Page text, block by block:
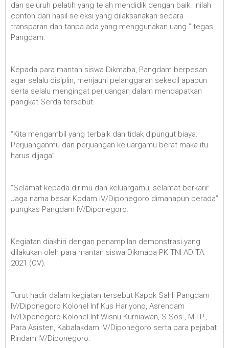
dan seluruh pelatih yang telah mendidik dengan baik. Inilah
contoh dari hasil seleksi yang dilaksanakan secara
transparan dan tanpa ada yang menggunakan uang ” tegas
Pangdam.
Kepada para mantan siswa Dikmaba, Pangdam berpesan
agar selalu disiplin, menjauhi pelanggaran sekecil apapun
serta selalu mengingat perjuangan dalam mendapatkan
pangkat Serda tersebut.
“Kita mengambil yang terbaik dan tidak dipungut biaya.
Perjuanganmu dan perjuangan keluargamu berat maka itu
harus dijaga”
“Selamat kepada dirimu dan keluargamu, selamat berkarir.
Jaga nama besar Kodam IV/Diponegoro dimanapun berada”
pungkas Pangdam IV/Diponegoro.
Kegiatan diakhiri dengan penampilan demonstrasi yang
dilakukan oleh para mantan siswa Dikmaba PK TNI AD TA.
2021 (OV).
Turut hadir dalam kegiatan tersebut Kapok Sahli Pangdam
IV/Diponegoro Kolonel Inf Kus Hariyono, Asrendam
IV/Diponegoro Kolonel Inf Wisnu Kurniawan, S.Sos., M.I.P.,
Para Asisten, Kabalakdam IV/Diponegoro serta para pejabat
Rindam IV/Diponegoro.